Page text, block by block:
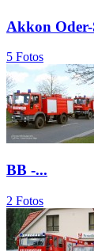
Akkon
5 Fotos
BB -...
2 Fotos